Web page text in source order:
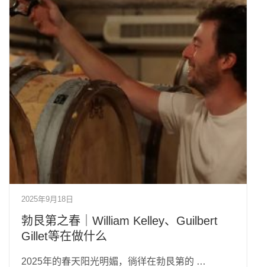
2025年9月18日
勃艮第之春｜William Kelley、Guilbert
Gillet等在做什么
2025年的春天阳光明媚，徜徉在勃艮第的 …